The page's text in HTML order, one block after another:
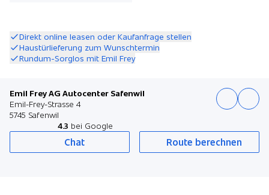
Direkt online leasen oder Kaufanfrage stellen
Haustürlieferung zum Wunschtermin
Rundum-Sorglos mit Emil Frey
Emil Frey AG Autocenter Safenwil
Emil-Frey-Strasse 4
5745 Safenwil
4.3 bei Google
Chat Route berechnen